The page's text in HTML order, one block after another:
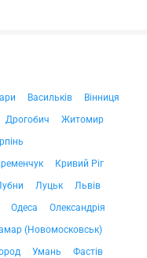
Васильків
Вінниця
Дрогобич
Житомир
Ірпінь
Кривий Ріг
Луцьк
Львів
Одеса
Олександрія
(Новомосковськ)
Умань
Фастів